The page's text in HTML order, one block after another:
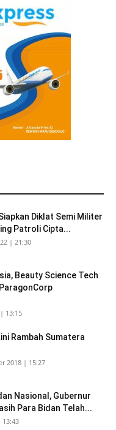
Diklat Semi Militer
Patroli Cipta...
| 21:30
Beauty Science Tech
13:15
Rambah Sumatera
2018 | 15:27
Nasional, Gubernur
Para Bidan Telah...
13:43